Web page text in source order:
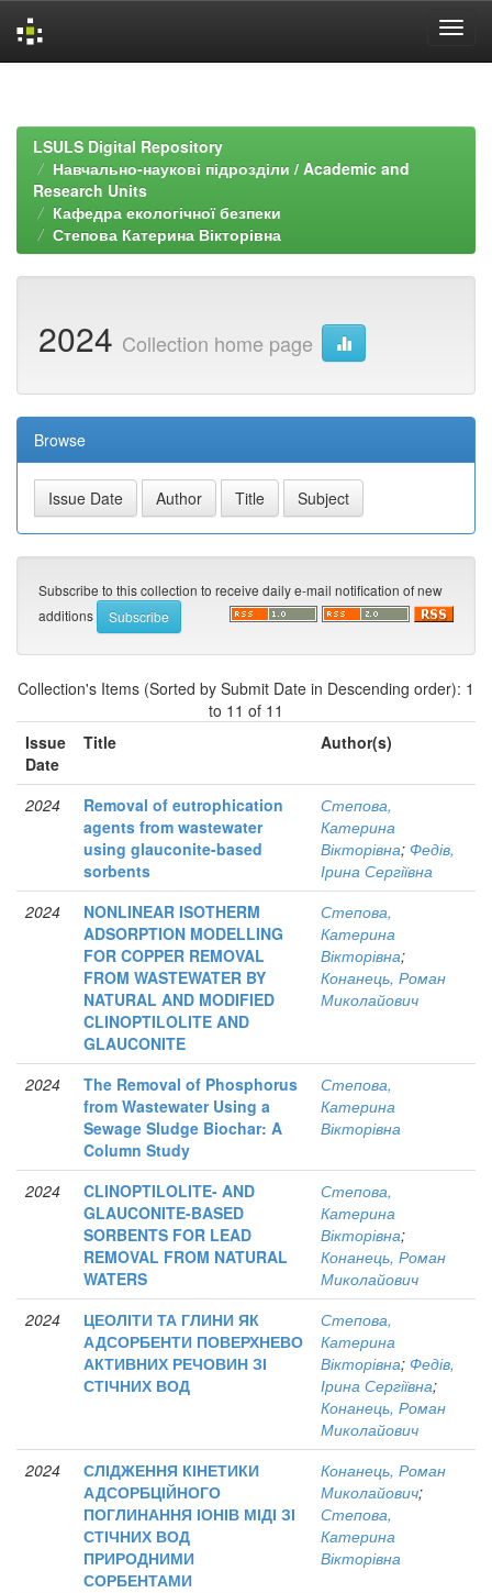
LSULS Digital Repository
Навчально-наукові підрозділи / Academic and
Research Units
Кафедра екологічної безпеки
Степова Катерина Вікторівна
2024 Collection home page
Browse
Subscribe to this collection to receive daily e-mail notification of new
additions
Collection's Items (Sorted by Submit Date in Descending order): 1
to 11 of 11
Issue
Date
Title Author(s)
2024
Removal of eutrophication
agents from wastewater
using glauconite-based
sorbents
Степова,
Катерина
Вікторівна; Федів,
Ірина Сергіївна
2024
NONLINEAR ISOTHERM
ADSORPTION MODELLING
FOR COPPER REMOVAL
FROM WASTEWATER BY
NATURAL AND MODIFIED
CLINOPTILOLITE AND
GLAUCONITE
Степова,
Катерина
Вікторівна;
Конанець, Роман
Миколайович
2024
The Removal of Phosphorus
from Wastewater Using a
Sewage Sludge Biochar: A
Column Study
Степова,
Катерина
Вікторівна
2024
CLINOPTILOLITE- AND
GLAUCONITE-BASED
SORBENTS FOR LEAD
REMOVAL FROM NATURAL
WATERS
Степова,
Катерина
Вікторівна;
Конанець, Роман
Миколайович
2024
ЦЕОЛІТИ ТА ГЛИНИ ЯК
АДСОРБЕНТИ ПОВЕРХНЕВО
АКТИВНИХ РЕЧОВИН ЗІ
СТІЧНИХ ВОД
Степова,
Катерина
Вікторівна; Федів,
Ірина Сергіївна;
Конанець, Роман
Миколайович
2024
СЛІДЖЕННЯ КІНЕТИКИ
АДСОРБЦІЙНОГО
ПОГЛИНАННЯ ІОНІВ МІДІ ЗІ
СТІЧНИХ ВОД
ПРИРОДНИМИ
СОРБЕНТАМИ
Конанець, Роман
Миколайович;
Степова,
Катерина
Вікторівна